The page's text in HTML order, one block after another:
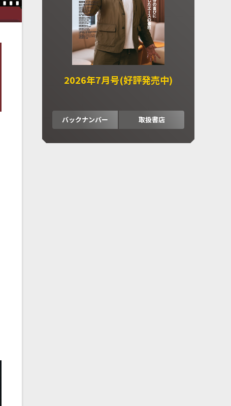
2026年7月号(好評発売中)
バックナンバー 取扱書店